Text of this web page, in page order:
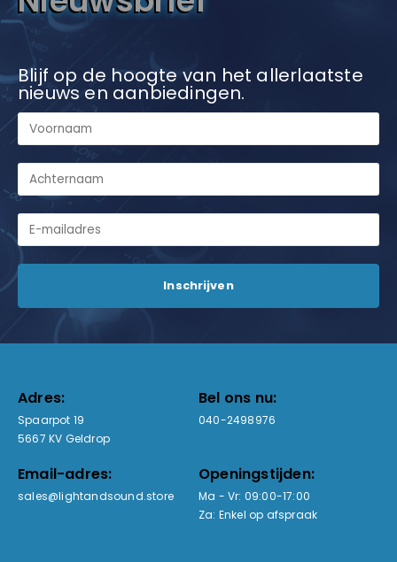
Blijf op de hoogte van het allerlaatste
nieuws en aanbiedingen.
Adres:
Spaarpot 19
5667 KV Geldrop
Bel ons nu:
040-2498976
Email-adres:
sales@lightandsound.store
Openingstijden:
Ma - Vr: 09:00-17:00
Za: Enkel op afspraak